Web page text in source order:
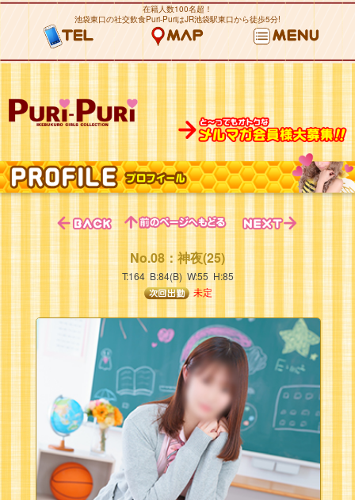
在籍人数100名超！
池袋東口の社交飲食Puri-PuriはJR池袋駅東口から徒歩5分!
No.08：神夜(25)
T:164 B:84(B) W:55 H:85
未定